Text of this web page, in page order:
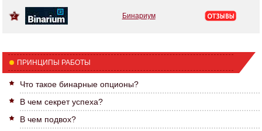
2 Бинариум
ПРИНЦИПЫ РАБОТЫ
Что такое бинарные опционы?
В чем секрет успеха?
В чем подвох?